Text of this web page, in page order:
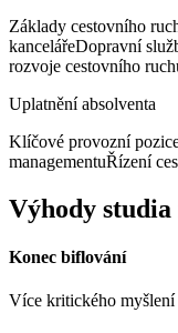
Základy cestovního
kancelářeDopravní
rozvoje cestovního
Uplatnění absolventa
Klíčové provozní
managementuŘízení
Výhody studia
Konec biflování
Více kritického myšlení